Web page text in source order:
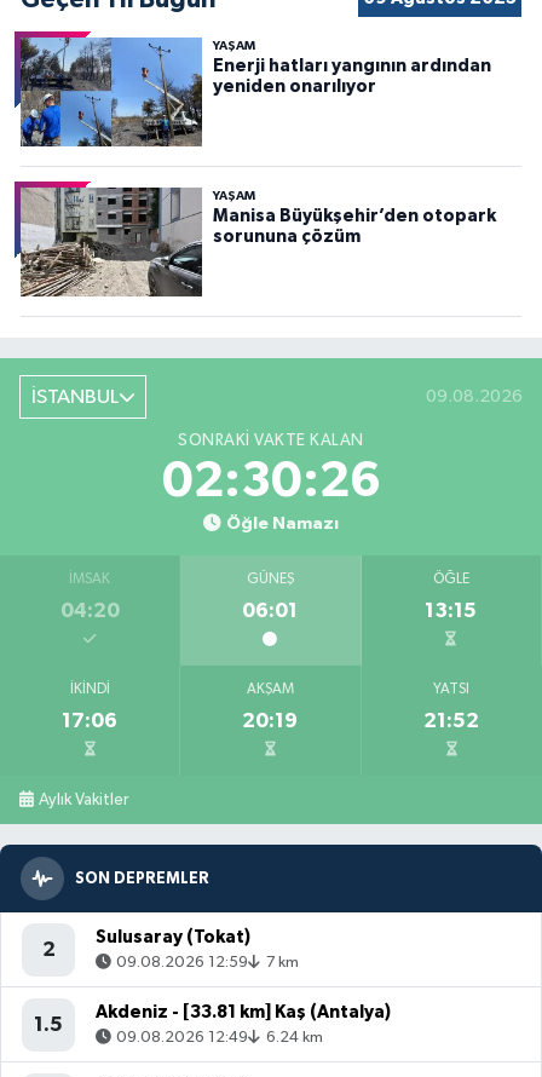
YAŞAM
Enerji hatları yangının ardından
yeniden onarılıyor
YAŞAM
Manisa Büyükşehir’den otopark
sorununa çözüm
İSTANBUL 09.08.2026
SONRAKI VAKTE KALAN
02:30:24
Öğle Namazı
İMSAK
04:20
GÜNEŞ
06:01
ÖĞLE
13:15
İKINDI
17:06
AKŞAM
20:19
YATSI
21:52
Aylık Vakitler
SON DEPREMLER
2
Sulusaray (Tokat)
09.08.2026 12:59 7 km
1.5
Akdeniz - [33.81 km] Kaş (Antalya)
09.08.2026 12:49 6.24 km